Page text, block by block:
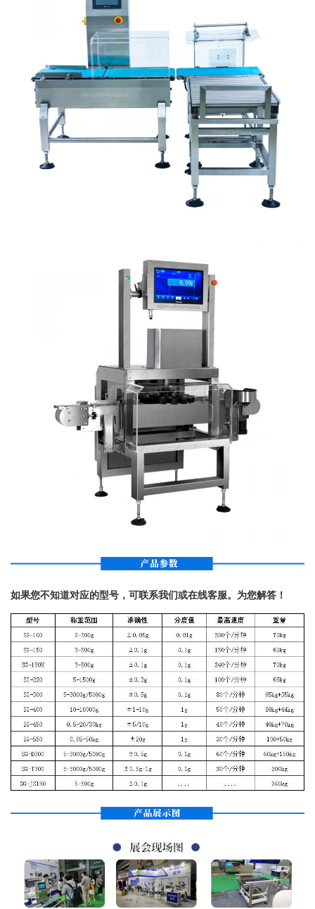
如果您不知道对应的型号，可联系我们或在线客服。为您解答！